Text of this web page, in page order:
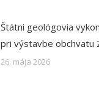
Štátni geológovia
pri výstavbe obchvatu
26. mája 2026